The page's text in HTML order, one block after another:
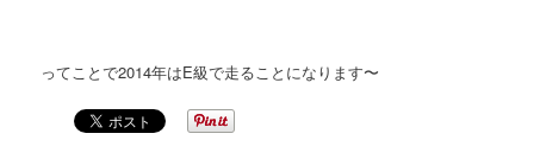
ってことで2014年はE級で走ることになります〜